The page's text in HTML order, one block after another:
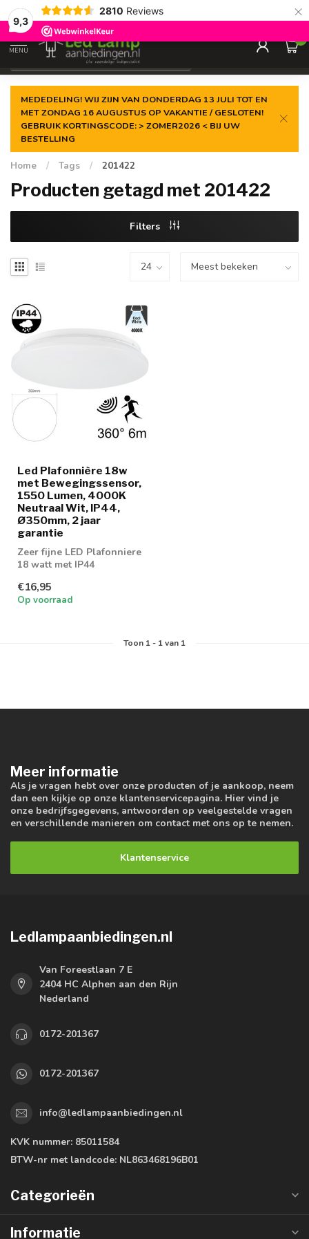
9,3
2810 Reviews ×
Gegarandeerde delaagste prijs
MENU
0
MEDEDELING! WIJ ZIJN VAN DONDERDAG 13 JULI TOT EN
MET ZONDAG 16 AUGUSTUS OP VAKANTIE / GESLOTEN!
GEBRUIK KORTINGSCODE: > ZOMER2026 < BIJ UW
BESTELLING
Home / Tags / 201422
Producten getagd met 201422
Filters
Led Plafonnière 18w
met Bewegingssensor,
1550 Lumen, 4000K
Neutraal Wit, IP44,
Ø350mm, 2 jaar
garantie
Zeer fijne LED Plafonniere
18 watt met IP44
bewegingssensor
€16,95
Op voorraad
Toon 1- 1van 1
Meer informatie
Als je vragen hebt over onze producten of je aankoop, neem
dan een kijkje op onze klantenservicepagina. Hier vind je
onze bedrijfsgegevens, antwoorden op veelgestelde vragen
en verschillende manieren om contact met ons op te nemen.
Klantenservice
Ledlampaanbiedingen.nl
Van Foreestlaan 7 E
2404 HC Alphen aan den Rijn
Nederland
0172-201367
0172-201367
info@ledlampaanbiedingen.nl
KVK nummer: 85011584
BTW-nr met landcode: NL863468196B01
Categorieën
Informatie